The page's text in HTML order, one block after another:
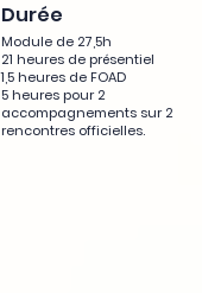
Durée
Module de 27,5h
21 heures de présentiel
1,5 heures de FOAD
5 heures pour 2
accompagnements sur 2
rencontres officielles.